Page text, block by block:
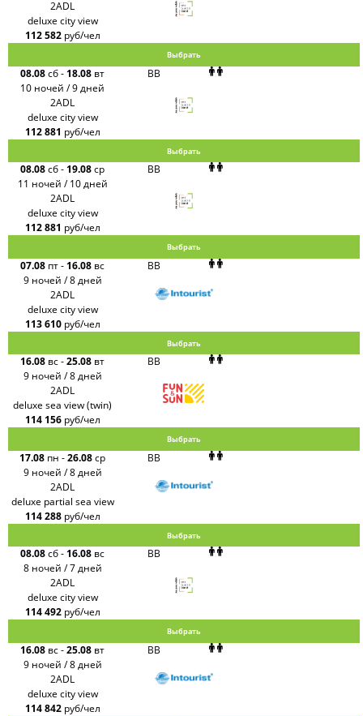
2ADL
deluxe city view
112 582 руб/чел
Выбрать
08.08сб- 18.08 вт
10 ночей / 9 дней
BB
2ADL
deluxe city view
112 881 руб/чел
Выбрать
08.08сб- 19.08ср
11 ночей / 10 дней
BB
2ADL
deluxe city view
112 881 руб/чел
Выбрать
07.08 пт- 16.08 вс
9 ночей / 8 дней
BB
2ADL
deluxe city view
113 610 руб/чел
Выбрать
16.08 вс-25.08 вт
9 ночей / 8 дней
BB
2ADL
deluxe sea view (twin)
114 156 руб/чел
Выбрать
17.08 пн -26.08ср
9 ночей / 8 дней
BB
2ADL
deluxe partial sea view
114 288 руб/чел
Выбрать
08.08сб- 16.08 вс
8 ночей / 7 дней
BB
2ADL
deluxe city view
114 492 руб/чел
Выбрать
16.08 вс-25.08 вт
9 ночей / 8 дней
BB
2ADL
deluxe city view
114 842 руб/чел